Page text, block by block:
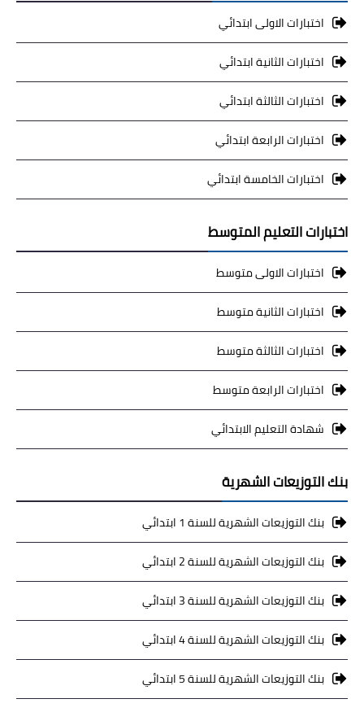
اختبارات الاولى ابتدائي
اختبارات الثانية ابتدائي
اختبارات الثالثة ابتدائي
اختبارات الرابعة ابتدائي
اختبارات الخامسة ابتدائي
اختبارات التعليم المتوسط
اختبارات الاولى متوسط
اختبارات الثانية متوسط
اختبارات الثالثة متوسط
اختبارات الرابعة متوسط
شهادة التعليم الابتدائي
بنك التوزيعات الشهرية
بنك التوزيعات الشهرية للسنة 1 ابتدائي
بنك التوزيعات الشهرية للسنة 2 ابتدائي
بنك التوزيعات الشهرية للسنة 3 ابتدائي
بنك التوزيعات الشهرية للسنة 4 ابتدائي
بنك التوزيعات الشهرية للسنة 5 ابتدائي